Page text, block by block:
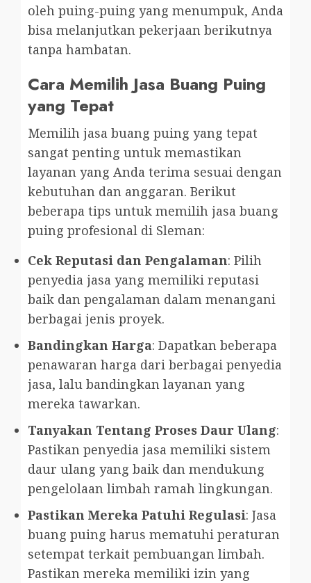
oleh puing-puing yang menumpuk, Anda
bisa melanjutkan pekerjaan berikutnya
tanpa hambatan.
Cara Memilih Jasa Buang Puing
yang Tepat
Memilih jasa buang puing yang tepat
sangat penting untuk memastikan
layanan yang Anda terima sesuai dengan
kebutuhan dan anggaran. Berikut
beberapa tips untuk memilih jasa buang
puing profesional di Sleman:
Cek Reputasi dan Pengalaman: Pilih
penyedia jasa yang memiliki reputasi
baik dan pengalaman dalam menangani
berbagai jenis proyek.
Bandingkan Harga: Dapatkan beberapa
penawaran harga dari berbagai penyedia
jasa, lalu bandingkan layanan yang
mereka tawarkan.
Tanyakan Tentang Proses Daur Ulang:
Pastikan penyedia jasa memiliki sistem
daur ulang yang baik dan mendukung
pengelolaan limbah ramah lingkungan.
Pastikan Mereka Patuhi Regulasi: Jasa
buang puing harus mematuhi peraturan
setempat terkait pembuangan limbah.
Pastikan mereka memiliki izin yang